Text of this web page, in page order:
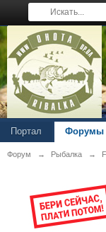
Портал Форумы
Форум → Рыбалка →